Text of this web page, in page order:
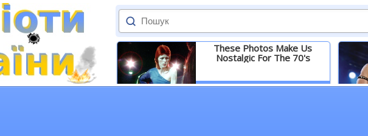
These Photos Make Us
Nostalgic For The 70's
Детальніше